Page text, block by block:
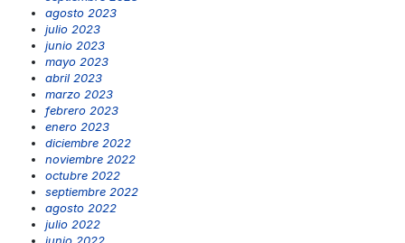
agosto 2023
julio 2023
junio 2023
mayo 2023
abril 2023
marzo 2023
febrero 2023
enero 2023
diciembre 2022
noviembre 2022
octubre 2022
septiembre 2022
agosto 2022
julio 2022